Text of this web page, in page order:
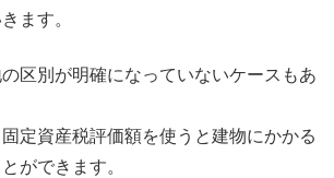
ます。
区別が明確になっていないケースもあ
定資産税評価額を使うと建物にかかる
ができます。